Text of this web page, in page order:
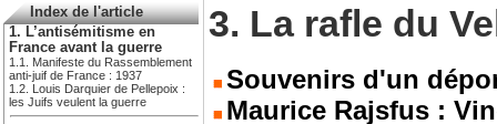
Index de l'article
1. L’antisémitisme en
France avant la guerre
1.1. Manifeste du Rassemblement
anti-juif de France : 1937
1.2. Louis Darquier de Pellepoix :
les Juifs veulent la guerre
3. La rafle du
Souvenirs d'un
Maurice Rajsfus :